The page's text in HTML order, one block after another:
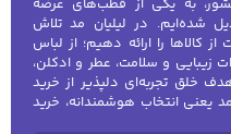
به یکی از قطب‌های عرضه
شده‌ایم. در لیلیان مد تلاش
کالاها را ارائه دهیم؛ از لباس
زیبایی و سلامت، عطر و ادکلن،
خلق تجربه‌ای دلپذیر از خرید
یعنی انتخاب هوشمندانه، خرید